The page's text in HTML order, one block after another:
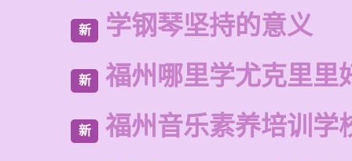
新 学钢琴坚持的意义
新 福州哪里学尤克里里
新 福州音乐素养培训学